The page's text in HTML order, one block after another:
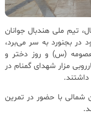
تیم ملی هندبال جوانان
در بجنورد به سر می‌برد،
(س) و روز دختر و
مزار شهدای گمنام در
داشتند.
با حضور در تمرین